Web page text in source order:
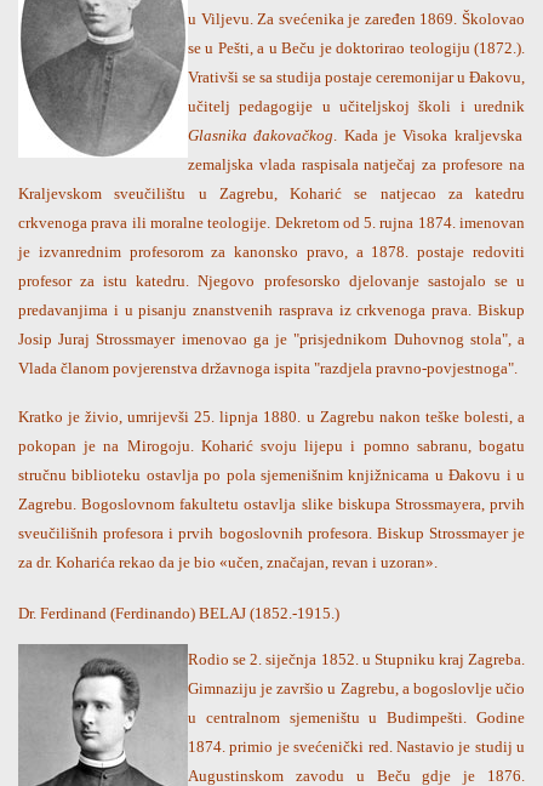
u Viljevu. Za svećenika je zaređen 1869. Školovao
se u Pešti, a u Beču je doktorirao teologiju (1872.).
Vrativši se sa studija postaje ceremonijar u Đakovu,
učitelj pedagogije u učiteljskoj školi i urednik
Glasnika đakovačkog . Kada je Visoka kraljevska
zemaljska vlada raspisala natječaj za profesore na
Kraljevskom sveučilištu u Zagrebu, Koharić se natjecao za katedru
crkvenoga prava ili moralne teologije. Dekretom od 5. rujna 1874. imenovan
je izvanrednim profesorom za kanonsko pravo, a 1878. postaje redoviti
profesor za istu katedru. Njegovo profesorsko djelovanje sastojalo se u
predavanjima i u pisanju znanstvenih rasprava iz crkvenoga prava. Biskup
Josip Juraj Strossmayer imenovao ga je "prisjednikom Duhovnog stola", a
Vlada članom povjerenstva državnoga ispita "razdjela pravno-povjestnoga".
Kratko je živio, umrijevši 25. lipnja 1880. u Zagrebu nakon teške bolesti, a
pokopan je na Mirogoju. Koharić svoju lijepu i pomno sabranu, bogatu
stručnu biblioteku ostavlja po pola sjemenišnim knjižnicama u Đakovu i u
Zagrebu. Bogoslovnom fakultetu ostavlja slike biskupa Strossmayera, prvih
sveučilišnih profesora i prvih bogoslovnih profesora. Biskup Strossmayer je
za dr. Koharića rekao da je bio «učen, značajan, revan i uzoran».
Dr. Ferdinand (Ferdinando) BELAJ (1852.-1915.)
Rodio se 2. siječnja 1852. u Stupniku kraj Zagreba.
Gimnaziju je završio u Zagrebu, a bogoslovlje učio
u centralnom sjemeništu u Budimpešti. Godine
1874. primio je svećenički red. Nastavio je studij u
Augustinskom zavodu u Beču gdje je 1876.